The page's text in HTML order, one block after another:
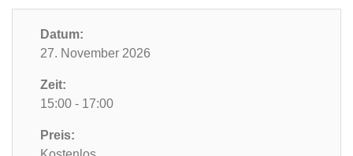
Datum:
27. November 2026
Zeit:
15:00 - 17:00
Preis: